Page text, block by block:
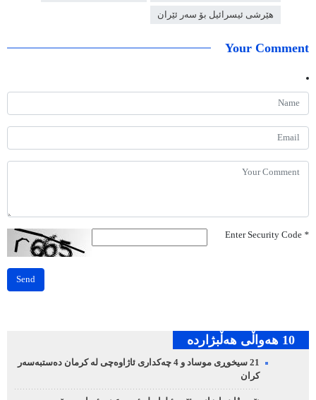
هێرشی ئیسرائیل بۆ سەر ئێران
Your Comment
*
Send
10 هه‌واڵی هه‌ڵبژارده‌
21 سیخوڕی موساد و 4 چەکداری ئاژاوەچی لە کرمان دەستبەسەر
کران